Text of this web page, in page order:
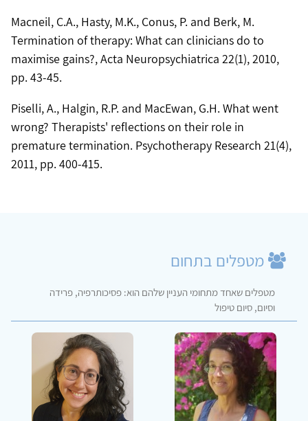
Macneil, C.A., Hasty, M.K., Conus, P. and Berk, M.
Termination of therapy: What can clinicians do to
maximise gains?, Acta Neuropsychiatrica 22(1), 2010,
pp. 43-45.
Piselli, A., Halgin, R.P. and MacEwan, G.H. What went
wrong? Therapists' reflections on their role in
premature termination. Psychotherapy Research 21(4),
2011, pp. 400-415.
מטפלים בתחום
מטפלים שאחד מתחומי העניין שלהם הוא: פסיכותרפיה, פרידה
וסיום, סיום טיפול